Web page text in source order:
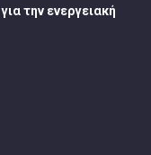
την ενεργειακή